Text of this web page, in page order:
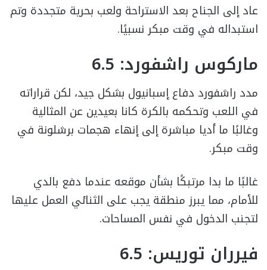
عاد إلى الجناح بعد الاستراحة ولعب بحرية متجددة وتم
استبداله في وقت مبكر نسبيًا.
ماركوس راشفورد: 6.5
مدد راشفورد دفاع إسبانيول بشكل جيد، لكن قراراته
في اللعب وتحكمه بالكرة كانا بعيدين عن المثالية
وغالبًا ما أديا مباشرة إلى إنهاء هجمات برشلونة في
وقت مبكر.
غالبًا ما بدا مرتبكًا بشأن موقعه عندما دفع بالدي
للأمام، مما يبرز منطقة يجب على الثنائي العمل عليها
لتجنب الدخول في نفس المساحات.
فيرران توريس: 6.5